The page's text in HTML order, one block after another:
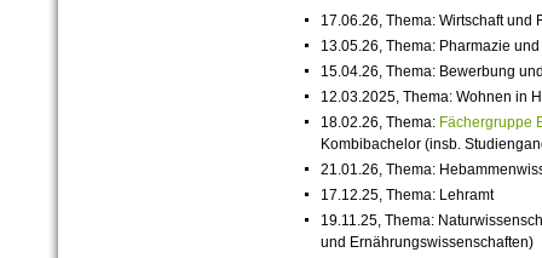
17.06.26, Thema: Wirtschaft und
13.05.26, Thema: Pharmazie
15.04.26, Thema: Bewerbung
12.03.2025, Thema: Wohnen in
18.02.26, Thema: Fächergruppe
Kombibachelor (insb.
21.01.26, Thema:
17.12.25, Thema: Lehramt
19.11.25, Thema:
und Ernährungswissenschaften)